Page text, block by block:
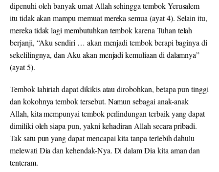
dipenuhi oleh banyak umat Allah sehingga tembok Yerusalem
itu tidak akan mampu memuat mereka semua (ayat 4). Selain itu,
mereka tidak lagi membutuhkan tembok karena Tuhan telah
berjanji, “Aku sendiri … akan menjadi tembok berapi baginya di
sekelilingnya, dan Aku akan menjadi kemuliaan di dalamnya”
(ayat 5).
Tembok lahiriah dapat dikikis atau dirobohkan, betapa pun tinggi
dan kokohnya tembok tersebut. Namun sebagai anak-anak
Allah, kita mempunyai tembok perlindungan terbaik yang dapat
dimiliki oleh siapa pun, yakni kehadiran Allah secara pribadi.
Tak satu pun yang dapat mencapai kita tanpa terlebih dahulu
melewati Dia dan kehendak-Nya. Di dalam Dia kita aman dan
tenteram.